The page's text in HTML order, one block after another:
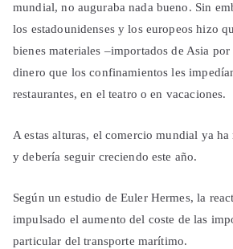
mundial, no auguraba nada bueno. Sin
los estadounidenses y los europeos hizo
bienes materiales –importados de Asia
dinero que los confinamientos les
restaurantes, en el teatro o en vacaciones.
A estas alturas, el comercio mundial ya
y debería seguir creciendo este año.
Según un estudio de Euler Hermes, la
impulsado el aumento del coste de las
particular del transporte marítimo.